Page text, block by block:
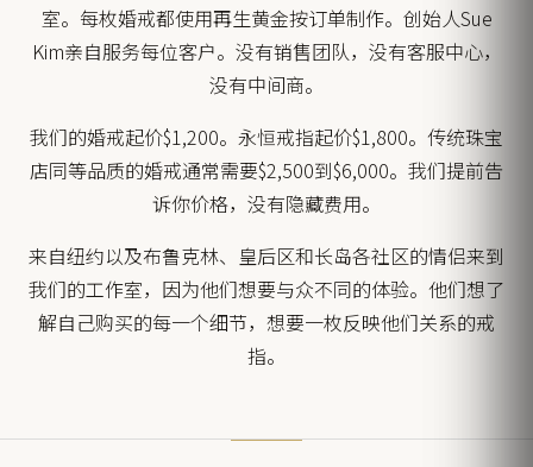
室。每枚婚戒都使用再生黄金按订单制作。创始人Sue
Kim亲自服务每位客户。没有销售团队，没有客服中心，
没有中间商。
我们的婚戒起价$1,200。永恒戒指起价$1,800。传统珠宝
店同等品质的婚戒通常需要$2,500到$6,000。我们提前告
诉你价格，没有隐藏费用。
来自纽约以及布鲁克林、皇后区和长岛各社区的情侣来到
我们的工作室，因为他们想要与众不同的体验。他们想了
解自己购买的每一个细节，想要一枚反映他们关系的戒
指。